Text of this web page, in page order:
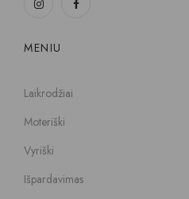
MENIU
Laikrodžiai
Moteriški
Vyriški
Išpardavimas